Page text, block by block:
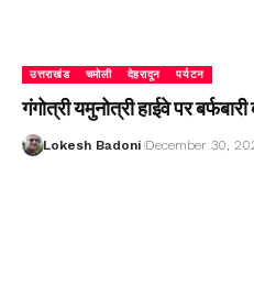
उत्तराखंड चमोली देहरादून पर्यटन
गंगोत्री यमुनोत्री हाईवे पर
Lokesh Badoni December 30,